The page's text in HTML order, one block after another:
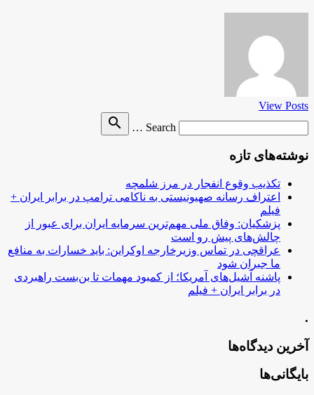
View Posts
Search …
search
نوشته‌های تازه
تکذیب وقوع انفجار در مرز شلمچه
اعتراف رسانه صهیونیستی به ناکامی ترامپ در برابر ایران +
فیلم
پزشکیان: وفاق ملی مهم‌ترین سرمایه ایران برای عبور از
چالش‌های پیش رو است
عراقچی در تماس وزیرخارجه اوکراین: باید خسارات به منافع
ما جبران شود
پاشنه آشیل‌های آمریکا؛ از کمبود مهمات تا بن‌بست راهبردی
در برابر ایران + فیلم
.
آخرین دیدگاه‌ها
بایگانی‌ها